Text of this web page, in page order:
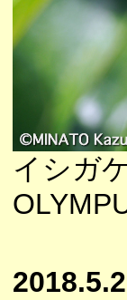
イシガ